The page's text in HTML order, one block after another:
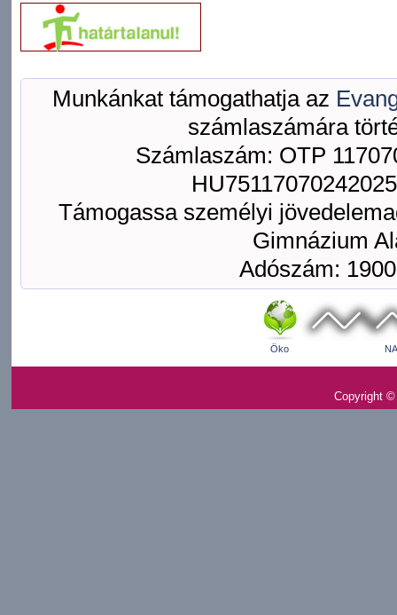
Munkánkat támogathatja az
számlaszámára
Számlaszám: OTP
Támogassa személyi
Gimnázium
Adószám:
Öko
Copyright